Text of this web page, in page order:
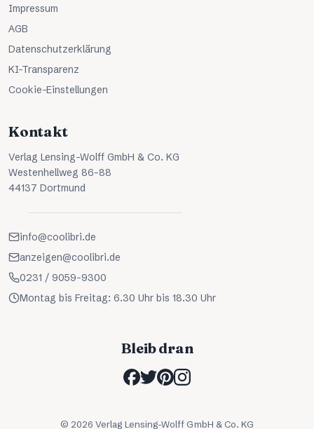
Impressum
AGB
Datenschutzerklärung
KI-Transparenz
Cookie-Einstellungen
Kontakt
Verlag Lensing-Wolff GmbH & Co. KG
Westenhellweg 86-88
44137 Dortmund
info@coolibri.de
anzeigen@coolibri.de
0231 / 9059-9300
Montag bis Freitag: 6.30 Uhr bis 18.30 Uhr
Bleib dran
© 2026 Verlag Lensing-Wolff GmbH & Co. KG